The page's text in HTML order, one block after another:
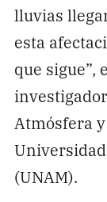
lluvias
esta
que sigue”,
Atmósfera
(UNAM).